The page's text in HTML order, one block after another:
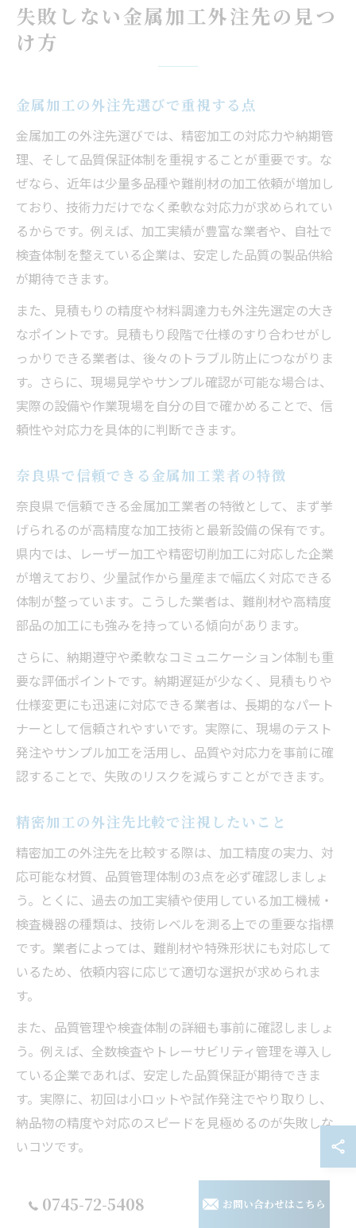
失敗しない金属加工外注先の見つ
け方
金属加工の外注先選びで重視する点
金属加工の外注先選びでは、精密加工の対応力や納期管
理、そして品質保証体制を重視することが重要です。な
ぜなら、近年は少量多品種や難削材の加工依頼が増加し
ており、技術力だけでなく柔軟な対応力が求められてい
るからです。例えば、加工実績が豊富な業者や、自社で
検査体制を整えている企業は、安定した品質の製品供給
が期待できます。
また、見積もりの精度や材料調達力も外注先選定の大き
なポイントです。見積もり段階で仕様のすり合わせがし
っかりできる業者は、後々のトラブル防止につながりま
す。さらに、現場見学やサンプル確認が可能な場合は、
実際の設備や作業現場を自分の目で確かめることで、信
頼性や対応力を具体的に判断できます。
奈良県で信頼できる金属加工業者の特徴
奈良県で信頼できる金属加工業者の特徴として、まず挙
げられるのが高精度な加工技術と最新設備の保有です。
県内では、レーザー加工や精密切削加工に対応した企業
が増えており、少量試作から量産まで幅広く対応できる
体制が整っています。こうした業者は、難削材や高精度
部品の加工にも強みを持っている傾向があります。
さらに、納期遵守や柔軟なコミュニケーション体制も重
要な評価ポイントです。納期遅延が少なく、見積もりや
仕様変更にも迅速に対応できる業者は、長期的なパート
ナーとして信頼されやすいです。実際に、現場のテスト
発注やサンプル加工を活用し、品質や対応力を事前に確
認することで、失敗のリスクを減らすことができます。
精密加工の外注先比較で注視したいこと
精密加工の外注先を比較する際は、加工精度の実力、対
応可能な材質、品質管理体制の3点を必ず確認しましょ
う。とくに、過去の加工実績や使用している加工機械・
検査機器の種類は、技術レベルを測る上での重要な指標
です。業者によっては、難削材や特殊形状にも対応して
いるため、依頼内容に応じて適切な選択が求められま
す。
また、品質管理や検査体制の詳細も事前に確認しましょ
う。例えば、全数検査やトレーサビリティ管理を導入し
ている企業であれば、安定した品質保証が期待できま
す。実際に、初回は小ロットや試作発注でやり取りし、
納品物の精度や対応のスピードを見極めるのが失敗しな
いコツです。
0745-72-5408 お問い合わせはこちら